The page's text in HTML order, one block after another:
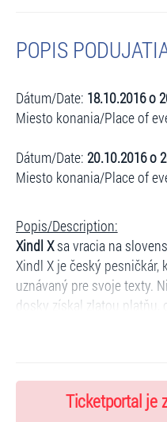
POPIS
Dátum/Date: 18.10.2016 o
Miesto konania/Place of
Dátum/Date: 20.10.2016 o
Miesto konania/Place of
Popis/Description:
Xindl Xsa vracia na
Xindl X je český
uznávaný pre svoje texty.
dosky získal zlatou platňu,
skokana roku a pro
Typ hľadiska: státie
Ticketportal je